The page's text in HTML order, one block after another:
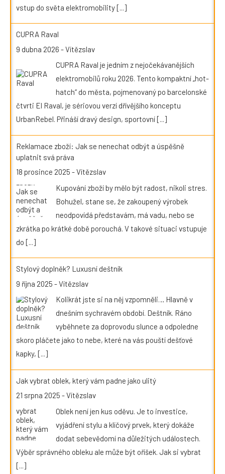
vstup do světa elektromobility[...]
CUPRA Raval
9 dubna 2026 -Vítězslav
CUPRA Raval je jedním z nejočekávanějších
elektromobilů roku 2026. Tento kompaktní „hot-
hatch“ do města, pojmenovaný po barcelonské
čtvrti El Raval, je sériovou verzí dřívějšího konceptu
UrbanRebel. Přináší dravý design, sportovní [...]
Reklamace zboží: Jak se nenechat odbýt a úspěšně
uplatnit svá práva
18 prosince 2025 -Vítězslav
Kupování zboží by mělo být radost, nikoli stres.
Bohužel, stane se, že zakoupený výrobek
neodpovídá představám, má vadu, nebo se
zkrátka po krátké době porouchá. V takové situaci vstupuje
do [...]
Stylový doplněk? Luxusní deštník
9 října 2025 -Vítězslav
Kolikrát jste si na něj vzpomněli… Hlavně v
dnešním sychravém období. Deštník. Ráno
vyběhnete za doprovodu slunce a odpoledne
skoro pláčete jako to nebe, které na vás pouští dešťové
kapky, [...]
Jak vybrat oblek, který vám padne jako ulitý
21 srpna 2025 -Vítězslav
Oblek není jen kus oděvu. Je to investice,
vyjádření stylu a klíčový prvek, který dokáže
dodat sebevědomí na důležitých událostech.
Výběr správného obleku ale může být oříšek. Jak si vybrat
[...]